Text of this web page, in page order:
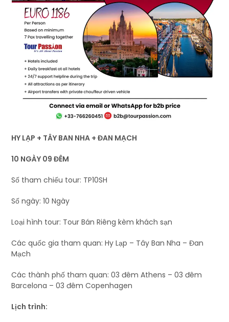
HY LẠP + TÂY BAN NHA + ĐAN MẠCH
10 NGÀY 09 ĐÊM
Số tham chiếu tour: TP10SH
Số ngày: 10 Ngày
Loại hình tour: Tour Bán Riêng kèm khách sạn
Các quốc gia tham quan: Hy Lạp – Tây Ban Nha – Đan
Mạch
Các thành phố tham quan: 03 đêm Athens – 03 đêm
Barcelona – 03 đêm Copenhagen
Lịch trình: